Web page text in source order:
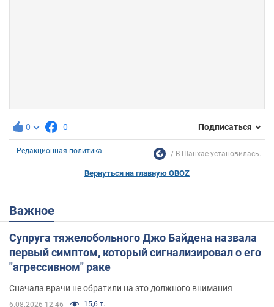
0 0 Подписаться
Редакционная политика В Шанхае установилась...
Вернуться на главную OBOZ
Важное
Супруга тяжелобольного Джо Байдена назвала
первый симптом, который сигнализировал о его
"агрессивном" раке
Сначала врачи не обратили на это должного внимания
6.08.2026 12:46 15,6 т.